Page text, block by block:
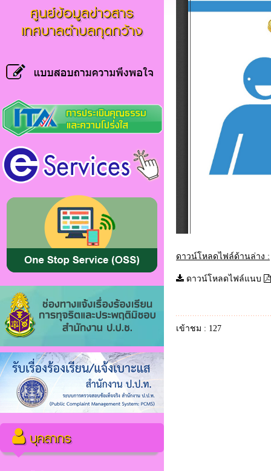
ศูนย์ข้อมูลข่าวสาร
เทศบาลตำบลกุดกว้าง
บุคลากร
ดาวน์โหลดไฟล์ด้านล่าง :
ดาวน์โหลดไฟล์แนบ
เข้าชม : 127